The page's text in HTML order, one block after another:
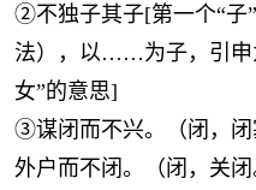
②不独子其子[第一个“子
法），以……为子，引申
女”的意思]
③谋闭而不兴。（闭，闭
外户而不闭。（闭，关闭